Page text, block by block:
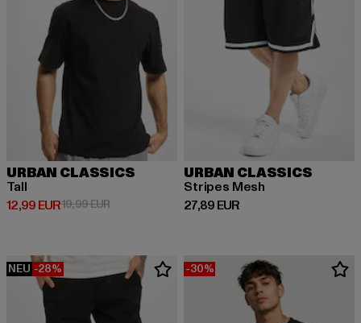
URBAN CLASSICS
Tall
12,99 EUR
Derzeitiger Preis: 12,99 EUR
19,99 EURAktionspreis: 19,99 EUR
URBAN CLASSICS
Stripes Mesh
27,89 EUR
Derzeitiger Preis: 27,89 EUR
NEU -28% -30%